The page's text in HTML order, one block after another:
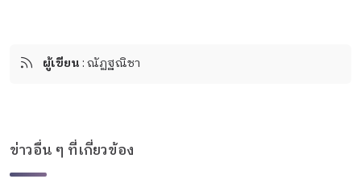
ผู้เขียน: ณัฏฐณิชา
ข่าวอื่น ๆ ที่เกี่ยวข้อง